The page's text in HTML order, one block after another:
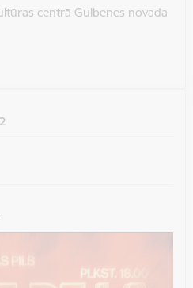
centrā Gulbenes novada